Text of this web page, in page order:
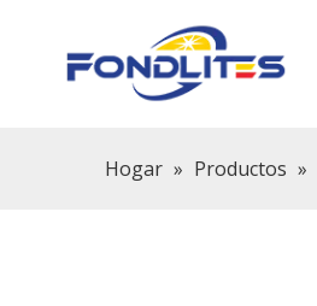
Hogar » Productos »